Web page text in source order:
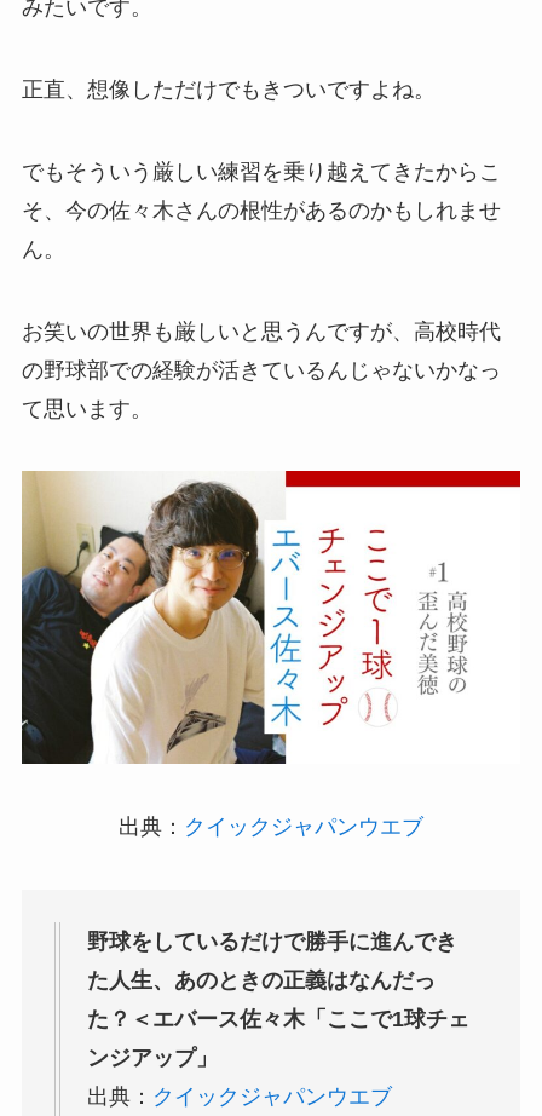
みたいです。
正直、想像しただけでもきついですよね。
でもそういう厳しい練習を乗り越えてきたからこ
そ、今の佐々木さんの根性があるのかもしれませ
ん。
お笑いの世界も厳しいと思うんですが、高校時代
の野球部での経験が活きているんじゃないかなっ
て思います。
出典： クイックジャパンウエブ
野球をしているだけで勝手に進んでき
た人生、あのときの正義はなんだっ
た？＜エバース佐々木「ここで1球チェ
ンジアップ」
出典： クイックジャパンウエブ